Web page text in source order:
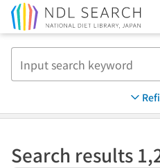
Search results